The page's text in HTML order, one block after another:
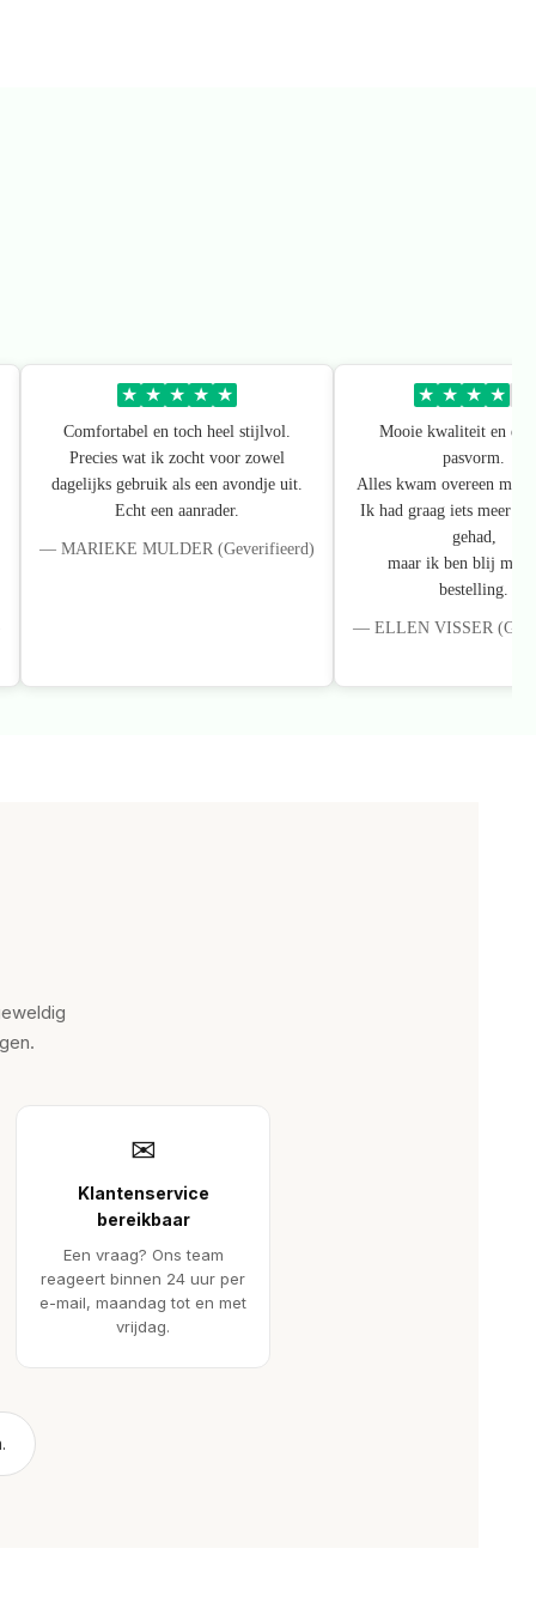
★ ★ ★ ★ ★
Comfortabel en toch heel stijlvol.
Precies wat ik zocht voor zowel
dagelijks gebruik als een avondje uit.
Echt een aanrader.
— MARIEKE MULDER (Geverifieerd)
★ ★ ★ ★
Mooie kwaliteit en
pasvorm.
Alles kwam overeen met
Ik had graag iets meer
gehad,
maar ik ben blij met
bestelling.
— ELLEN VISSER
✉
Klantenservice
bereikbaar
Een vraag? Ons team
reageert binnen 24 uur per
e-mail, maandag tot en met
vrijdag.